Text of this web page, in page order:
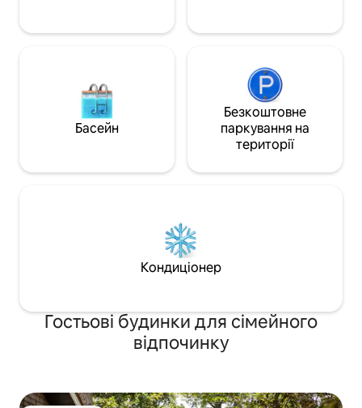
хвилин)
Басейн
Безкоштовне
паркування на
території
Кондиціонер
Гостьові будинки для сімейного
відпочинку